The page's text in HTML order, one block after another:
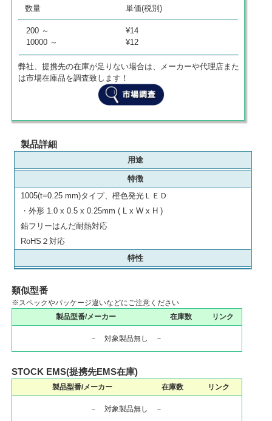
0
数量 単価(税別)
200 ～
10000 ～
¥14
¥12
弊社、提携先の在庫が足りない場合は、メーカーや代理店また
は市場在庫品を調査致します！
製品詳細
用途
特徴
1005(t=0.25 mm)タイプ、橙色発光ＬＥＤ
・外形 1.0 x 0.5 x 0.25mm ( L x W x H )
鉛フリーはんだ耐熱対応
RoHS２対応
特性
類似型番
※スペックやパッケージ違いなどにご注意ください
製品型番/メーカー
在庫数 リンク
－ 対象製品無し －
STOCK EMS(提携先EMS在庫)
製品型番/メーカー 在庫数 リンク
－ 対象製品無し －